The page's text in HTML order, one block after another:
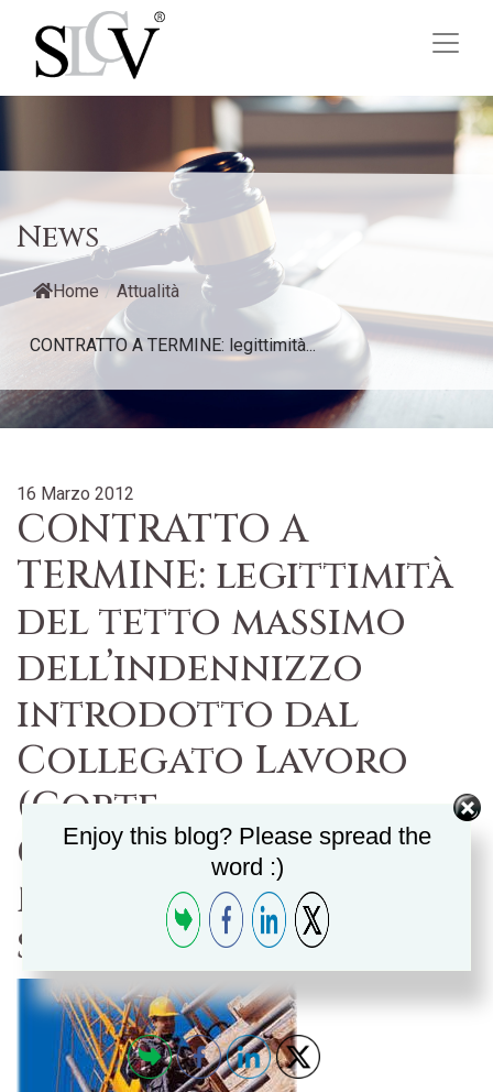
News
Home / Attualità
CONTRATTO A TERMINE: legittimità...
16 Marzo 2012
CONTRATTO A
TERMINE: legittimità
del tetto massimo
dell’indennizzo
introdotto dal
Collegato Lavoro
(Corte
Costituzionale 11
novembre 2011
sentenza n.303) =in
Enjoy this blog? Please spread the
word :)